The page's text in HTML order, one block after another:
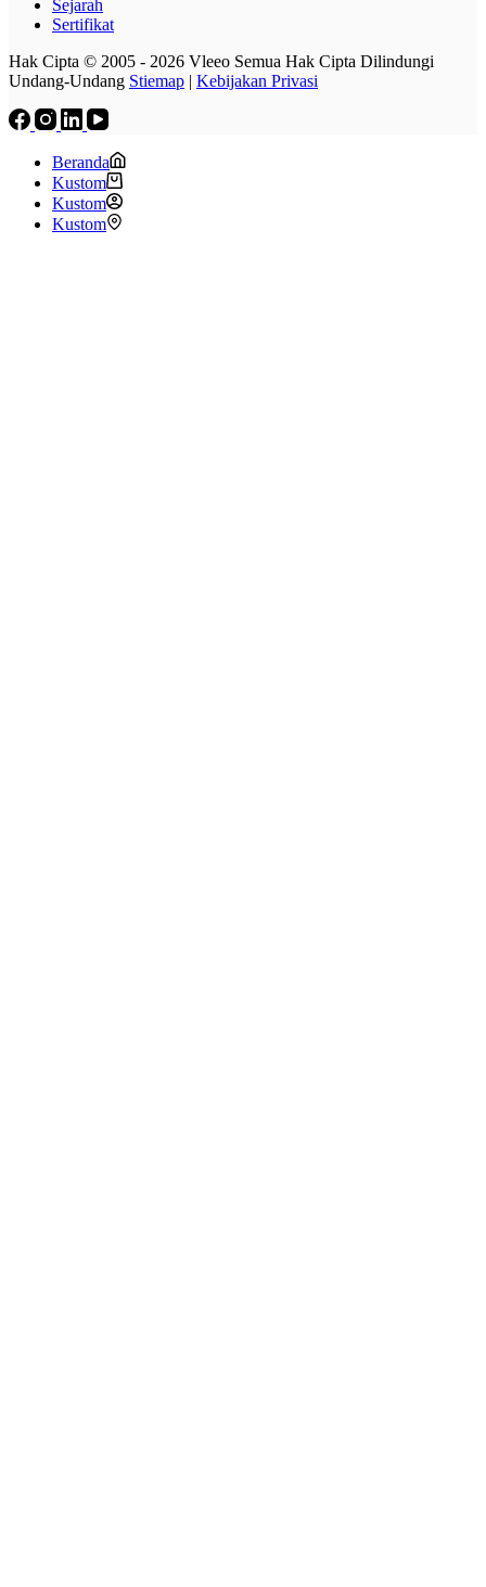
Sejarah
Sertifikat
Hak Cipta © 2005 - 2026 Vleeo Semua Hak Cipta Dilindungi
Undang-Undang Stiemap | Kebijakan Privasi
Beranda
Kustom
Kustom
Kustom